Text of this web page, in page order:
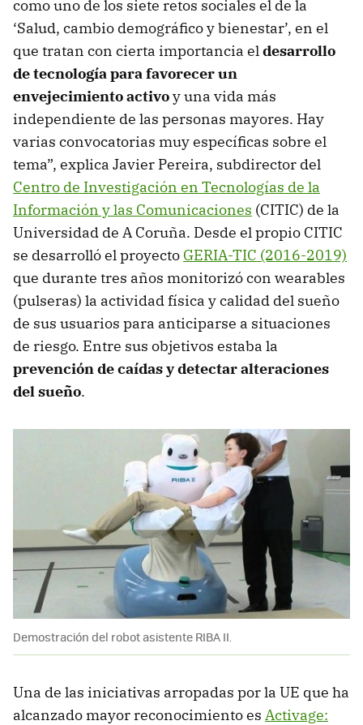
como uno de los siete retos sociales el de la
‘Salud, cambio demográfico y bienestar’, en el
que tratan con cierta importancia eldesarrollo
de tecnología para favorecer un
envejecimiento activoy una vida más
independiente de las personas mayores. Hay
varias convocatorias muy específicas sobre el
tema”, explica Javier Pereira, subdirector del
Centro de Investigación en Tecnologías de la
Información y las Comunicaciones (CITIC) de la
Universidad de A Coruña. Desde el propio CITIC
se desarrolló el proyecto GERIA-TIC (2016-2019)
que durante tres años monitorizó con wearables
(pulseras) la actividad física y calidad del sueño
de sus usuarios para anticiparse a situaciones
de riesgo. Entre sus objetivos estaba la
prevención de caídas y detectar alteraciones
del sueño.
Demostración del robot asistente RIBA II.
Una de las iniciativas arropadas por la UE que ha
alcanzado mayor reconocimiento es Activage: